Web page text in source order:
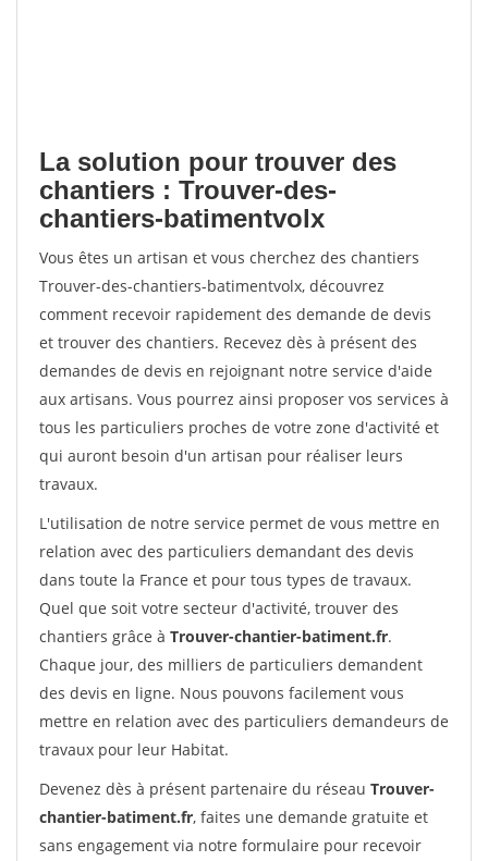
La solution pour trouver des
chantiers : Trouver-des-
chantiers-batimentvolx
Vous êtes un artisan et vous cherchez des chantiers
Trouver-des-chantiers-batimentvolx, découvrez
comment recevoir rapidement des demande de devis
et trouver des chantiers. Recevez dès à présent des
demandes de devis en rejoignant notre service d'aide
aux artisans. Vous pourrez ainsi proposer vos services à
tous les particuliers proches de votre zone d'activité et
qui auront besoin d'un artisan pour réaliser leurs
travaux.
L'utilisation de notre service permet de vous mettre en
relation avec des particuliers demandant des devis
dans toute la France et pour tous types de travaux.
Quel que soit votre secteur d'activité, trouver des
chantiers grâce à Trouver-chantier-batiment.fr.
Chaque jour, des milliers de particuliers demandent
des devis en ligne. Nous pouvons facilement vous
mettre en relation avec des particuliers demandeurs de
travaux pour leur Habitat.
Devenez dès à présent partenaire du réseau Trouver-
chantier-batiment.fr, faites une demande gratuite et
sans engagement via notre formulaire pour recevoir